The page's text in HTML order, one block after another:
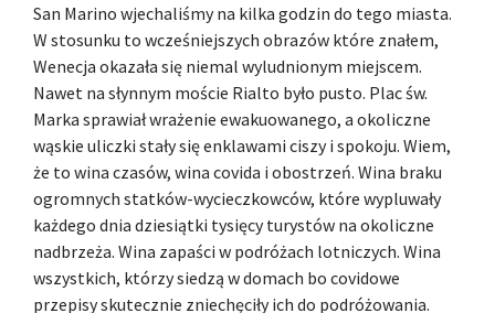
San Marino wjechaliśmy na kilka godzin do tego miasta.
W stosunku to wcześniejszych obrazów które znałem,
Wenecja okazała się niemal wyludnionym miejscem.
Nawet na słynnym moście Rialto było pusto. Plac św.
Marka sprawiał wrażenie ewakuowanego, a okoliczne
wąskie uliczki stały się enklawami ciszy i spokoju. Wiem,
że to wina czasów, wina covida i obostrzeń. Wina braku
ogromnych statków-wycieczkowców, które wypluwały
każdego dnia dziesiątki tysięcy turystów na okoliczne
nadbrzeża. Wina zapaści w podróżach lotniczych. Wina
wszystkich, którzy siedzą w domach bo covidowe
przepisy skutecznie zniechęciły ich do podróżowania.